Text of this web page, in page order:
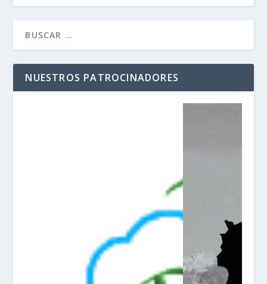
NUESTROS PATROCINADORES